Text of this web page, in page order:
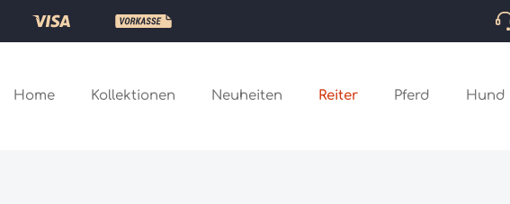
Home Kollektionen Neuheiten Reiter Pferd Hund